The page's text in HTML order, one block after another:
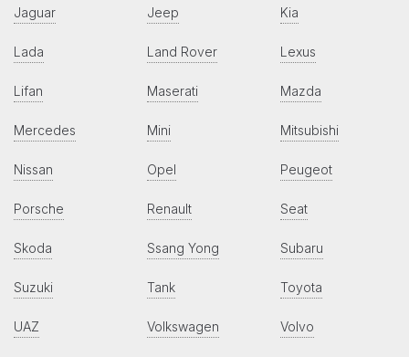
Jaguar Jeep Kia
Lada Land Rover Lexus
Lifan Maserati Mazda
Mercedes Mini Mitsubishi
Nissan Opel Peugeot
Porsche Renault Seat
Skoda Ssang Yong Subaru
Suzuki Tank Toyota
UAZ Volkswagen Volvo